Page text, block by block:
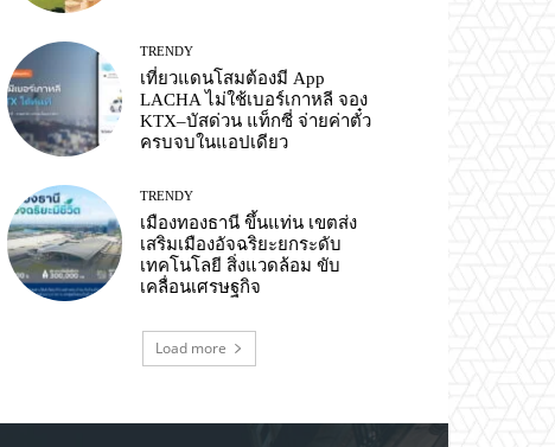
TRENDY
เที่ยวแดนโสมต้องมี App
LACHA ไม่ใช้เบอร์เกาหลี จอง
KTX–บัสด่วน แท็กซี่ จ่ายค่าตั๋ว
ครบจบในแอปเดียว
TRENDY
เมืองทองธานี ขึ้นแท่น เขตส่ง
เสริมเมืองอัจฉริยะยกระดับ
เทคโนโลยี สิ่งแวดล้อม ขับ
เคลื่อนเศรษฐกิจ
Load more